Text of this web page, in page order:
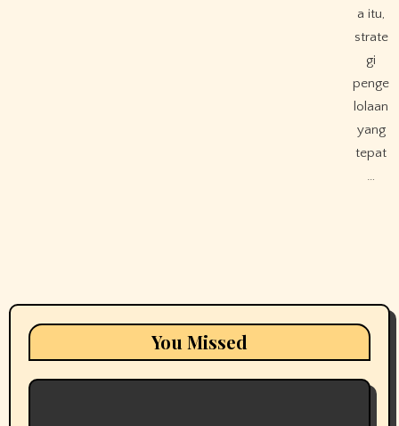
a itu,
strate
gi
penge
lolaan
yang
tepat
…
You Missed